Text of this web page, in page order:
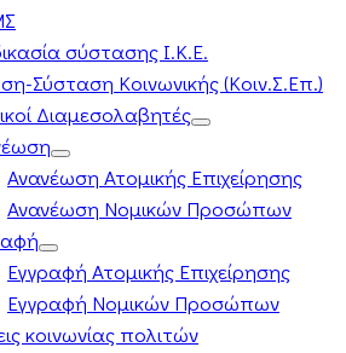
σύστασης Ι.Κ.Ε.
Σύσταση Κοινωνικής (Κοιν.Σ.Επ.)
Διαμεσολαβητές
Ανανέωση Ατομικής Επιχείρησης
Ανανέωση Νομικών Προσώπων
Εγγραφή Ατομικής Επιχείρησης
Εγγραφή Νομικών Προσώπων
κοινωνίας πολιτών